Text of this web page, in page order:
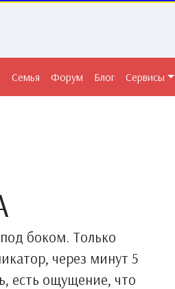
Семья Форум Блог Сервисы
боком. Только
через минут 5
есть ощущение, что